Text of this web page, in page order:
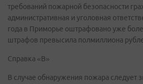
требований пожарной безопасности
административная и уголовная
года в Приморье оштрафовано уже
штрафов превысила полмиллиона
Справка «В»
В случае обнаружения пожара следует